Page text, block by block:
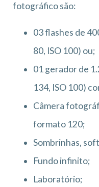
fotográfico são:
03 flashes de
80, ISO 100) ou;
01 gerador de
134, ISO 100)
Câmera
formato 120;
Sombrinhas,
Fundo infinito;
Laboratório;